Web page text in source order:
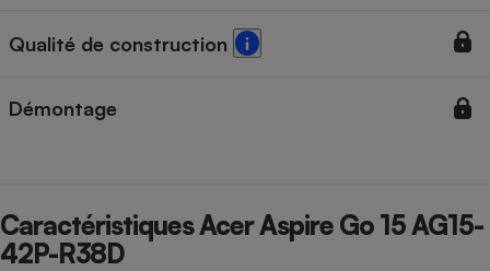
Qualité de construction
Démontage
Caractéristiques Acer Aspire Go 15 AG15-
42P-R38D
Cafetière à expressos